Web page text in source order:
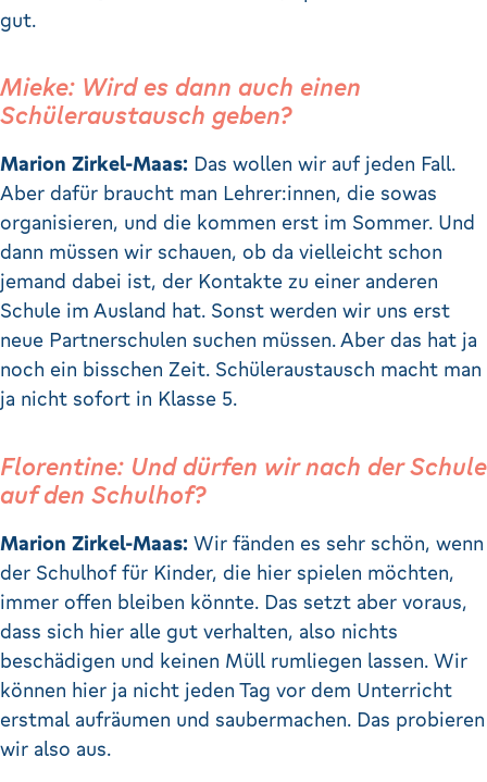
gut.
Mieke: Wird es dann auch einen
Schüleraustausch geben?
Marion Zirkel-Maas: Das wollen wir auf jeden Fall.
Aber dafür braucht man Lehrer:innen, die sowas
organisieren, und die kommen erst im Sommer. Und
dann müssen wir schauen, ob da vielleicht schon
jemand dabei ist, der Kontakte zu einer anderen
Schule im Ausland hat. Sonst werden wir uns erst
neue Partnerschulen suchen müssen. Aber das hat ja
noch ein bisschen Zeit. Schüleraustausch macht man
ja nicht sofort in Klasse 5.
Florentine: Und dürfen wir nach der Schule
auf den Schulhof?
Marion Zirkel-Maas: Wir fänden es sehr schön, wenn
der Schulhof für Kinder, die hier spielen möchten,
immer offen bleiben könnte. Das setzt aber voraus,
dass sich hier alle gut verhalten, also nichts
beschädigen und keinen Müll rumliegen lassen. Wir
können hier ja nicht jeden Tag vor dem Unterricht
erstmal aufräumen und saubermachen. Das probieren
wir also aus.